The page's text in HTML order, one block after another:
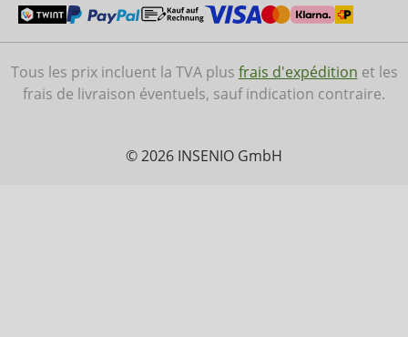
Tous les prix incluent la TVA plus frais d'expédition et les
frais de livraison éventuels, sauf indication contraire.
© 2026 INSENIO GmbH